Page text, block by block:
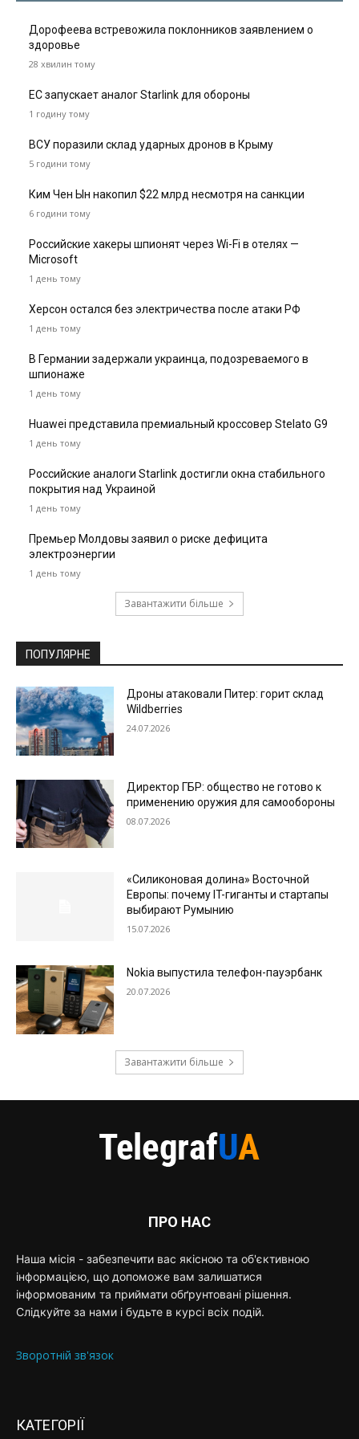
Дорофеева встревожила поклонников заявлением о
здоровье
28 хвилин тому
ЕС запускает аналог Starlink для обороны
1 годину тому
ВСУ поразили склад ударных дронов в Крыму
5 години тому
Ким Чен Ын накопил $22 млрд несмотря на санкции
6 години тому
Российские хакеры шпионят через Wi-Fi в отелях —
Microsoft
1 день тому
Херсон остался без электричества после атаки РФ
1 день тому
В Германии задержали украинца, подозреваемого в
шпионаже
1 день тому
Huawei представила премиальный кроссовер Stelato G9
1 день тому
Российские аналоги Starlink достигли окна стабильного
покрытия над Украиной
1 день тому
Премьер Молдовы заявил о риске дефицита
электроэнергии
1 день тому
Завантажити більше
ПОПУЛЯРНЕ
Дроны атаковали Питер: горит склад
Wildberries
24.07.2026
Директор ГБР: общество не готово к
применению оружия для самообороны
08.07.2026
«Силиконовая долина» Восточной
Европы: почему IT-гиганты и стартапы
выбирают Румынию
15.07.2026
Nokia выпустила телефон-пауэрбанк
20.07.2026
Завантажити більше
ПРО НАС
Наша місія - забезпечити вас якісною та об'єктивною
інформацією, що допоможе вам залишатися
інформованим та приймати обґрунтовані рішення.
Слідкуйте за нами і будьте в курсі всіх подій.
Зворотній зв'язок
КАТЕГОРІЇ